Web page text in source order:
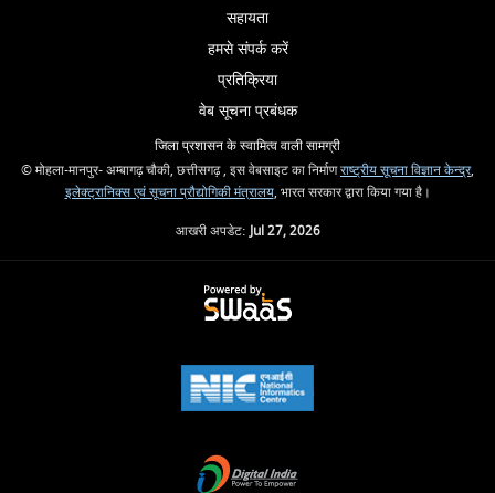
सहायता
हमसे संपर्क करें
प्रतिक्रिया
वेब सूचना प्रबंधक
जिला प्रशासन के स्वामित्व वाली सामग्री
© मोहला-मानपुर- अम्बागढ़ चौकी, छत्तीसगढ़ , इस वेबसाइट का निर्माणराष्ट्रीय सूचना विज्ञान केन्द्र,
इलेक्ट्रानिक्स एवं सूचना प्रौद्योगिकी मंत्रालय, भारत सरकार द्वारा किया गया है।
आखरी अपडेट:Jul 27, 2026